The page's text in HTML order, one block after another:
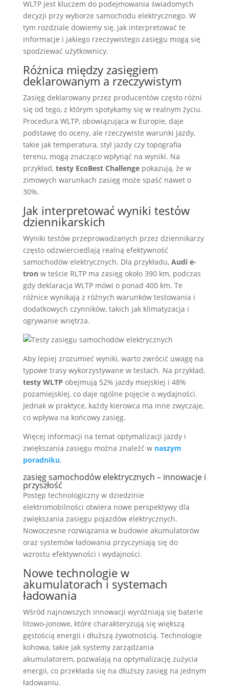
WLTP jest kluczem do podejmowania świadomych
decyzji przy wyborze samochodu elektrycznego. W
tym rozdziale dowiemy się, jak interpretować te
informacje i jakiego rzeczywistego zasięgu mogą się
spodziewać użytkownicy.
Różnica między zasięgiem
deklarowanym a rzeczywistym
Zasięg deklarowany przez producentów często różni
się od tego, z którym spotykamy się w realnym życiu.
Procedura WLTP, obowiązująca w Europie, daje
podstawę do oceny, ale rzeczywiste warunki jazdy,
takie jak temperatura, styl jazdy czy topografia
terenu, mogą znacząco wpłynąć na wyniki. Na
przykład, testy EcoBest Challengepokazują, że w
zimowych warunkach zasięg może spaść nawet o
30%.
Jak interpretować wyniki testów
dziennikarskich
Wyniki testów przeprowadzanych przez dziennikarzy
często odzwierciedlają realną efektywność
samochodów elektrycznych. Dla przykładu, Audi e-
tronw teście RLTP ma zasięg około 390 km, podczas
gdy deklaracja WLTP mówi o ponad 400 km. Te
różnice wynikają z różnych warunków testowania i
dodatkowych czynników, takich jak klimatyzacja i
ogrywanie wnętrza.
Aby lepiej zrozumieć wyniki, warto zwrócić uwagę na
typowe trasy wykorzystywane w testach. Na przykład,
testy WLTP obejmują 52% jazdy miejskiej i 48%
pozamiejskiej, co daje ogólne pojęcie o wydajności.
Jednak w praktyce, każdy kierowca ma inne zwyczaje,
co wpływa na końcowy zasięg.
Więcej informacji na temat optymalizacji jazdy i
zwiększania zasięgu można znaleźć w naszym
poradniku.
zasięg samochodów elektrycznych – innowacje i
przyszłość
Postęp technologiczny w dziedzinie
elektromobilności otwiera nowe perspektywy dla
zwiększania zasięgu pojazdów elektrycznych.
Nowoczesne rozwiązania w budowie akumulatorów
oraz systemów ładowania przyczyniają się do
wzrostu efektywności i wydajności.
Nowe technologie w
akumulatorach i systemach
ładowania
Wśród najnowszych innowacji wyróżniają się baterie
litowo-jonowe, które charakteryzują się większą
gęstością energii i dłuższą żywotnością. Technologie
kohowa, takie jak systemy zarządzania
akumulatorem, pozwalają na optymalizację zużycia
energii, co przekłada się na dłuższy zasięg na jednym
ładowaniu.